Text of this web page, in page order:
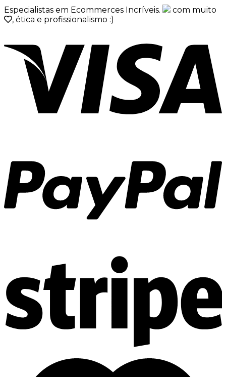
Especialistas em Ecommerces Incríveis.
com muito
, ética e profissionalismo :)